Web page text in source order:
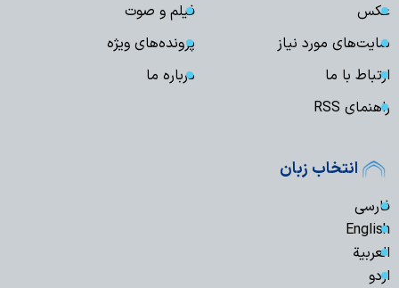
عکس
فیلم و صوت
سایت‌های مورد نیاز
پرونده‌های ویژه
ارتباط با ما
درباره ما
راهنمای RSS
انتخاب زبان
فارسی
English
العربیة
اردو